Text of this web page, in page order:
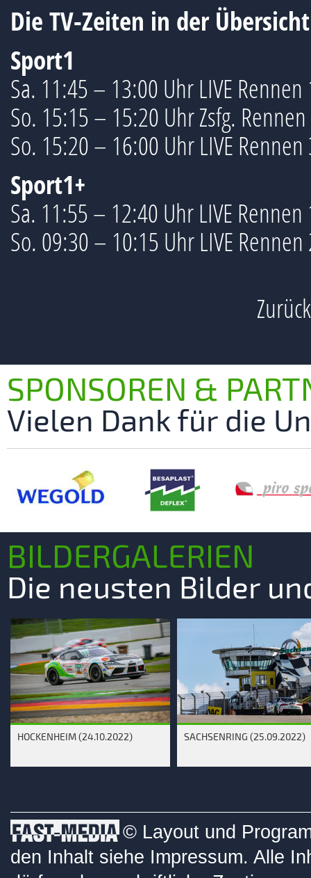
Die TV-Zeiten in der
Sport1
Sa. 11:45 – 13:00 Uhr LIVE Rennen
So. 15:15 – 15:20 Uhr Zsfg.
So. 15:20 – 16:00 Uhr LIVE Rennen
Sport1+
Sa. 11:55 – 12:40 Uhr LIVE Rennen
So. 09:30 – 10:15 Uhr LIVE Rennen
SPONSOREN &
Vielen Dank für die
BILDERGALERIEN
Die neusten Bilder
HOCKENHEIM (24.10.2022) SACHSENRING (25.09.2022)
© Layout und
den Inhalt siehe Impressum. Alle